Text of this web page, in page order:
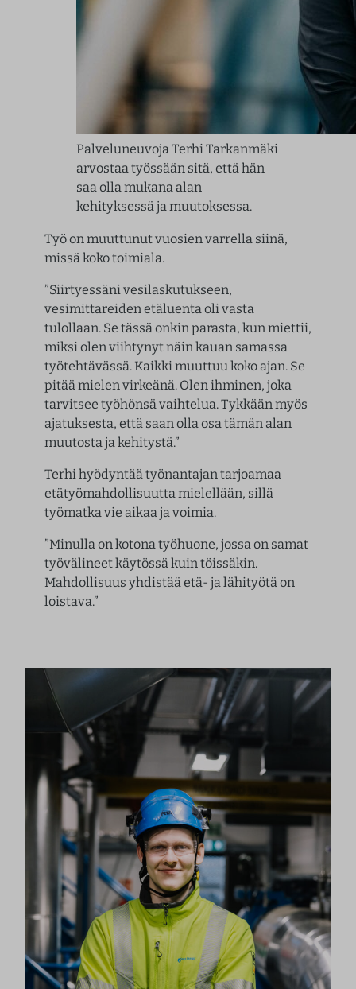
Palveluneuvoja Terhi Tarkanmäki
arvostaa työssään sitä, että hän
saa olla mukana alan
kehityksessä ja muutoksessa.
Työ on muuttunut vuosien varrella siinä,
missä koko toimiala.
”Siirtyessäni vesilaskutukseen,
vesimittareiden etäluenta oli vasta
tulollaan. Se tässä onkin parasta, kun miettii,
miksi olen viihtynyt näin kauan samassa
työtehtävässä. Kaikki muuttuu koko ajan. Se
pitää mielen virkeänä. Olen ihminen, joka
tarvitsee työhönsä vaihtelua. Tykkään myös
ajatuksesta, että saan olla osa tämän alan
muutosta ja kehitystä.”
Terhi hyödyntää työnantajan tarjoamaa
etätyömahdollisuutta mielellään, sillä
työmatka vie aikaa ja voimia.
”Minulla on kotona työhuone, jossa on samat
työvälineet käytössä kuin töissäkin.
Mahdollisuus yhdistää etä- ja lähityötä on
loistava.”